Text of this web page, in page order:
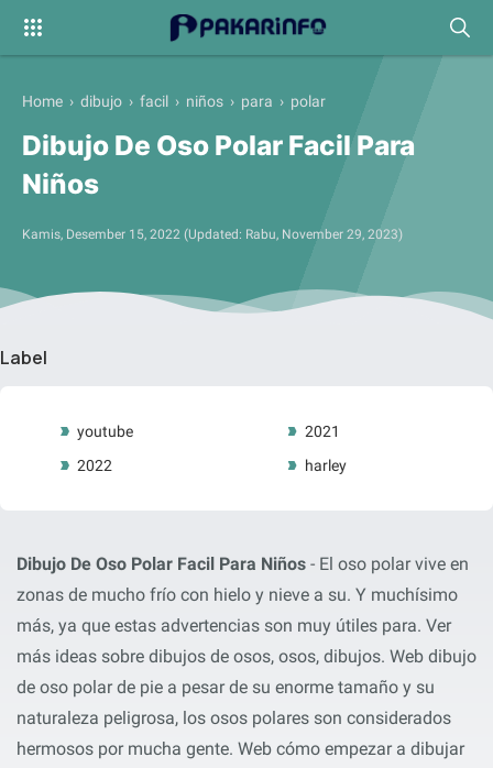
Label
youtube
2021
2022
harley
Home › dibujo › facil › niños › para › polar
Dibujo De Oso Polar Facil Para
Niños
Kamis, Desember 15, 2022 (Updated: Rabu, November 29, 2023)
Dibujo De Oso Polar Facil Para Niños - El oso polar vive en
zonas de mucho frío con hielo y nieve a su. Y muchísimo
más, ya que estas advertencias son muy útiles para. Ver
más ideas sobre dibujos de osos, osos, dibujos. Web dibujo
de oso polar de pie a pesar de su enorme tamaño y su
naturaleza peligrosa, los osos polares son considerados
hermosos por mucha gente. Web cómo empezar a dibujar